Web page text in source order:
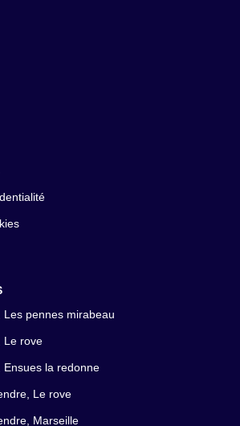
Les pennes mirabeau
Le rove
Ensues la redonne
Le rove
Marseille